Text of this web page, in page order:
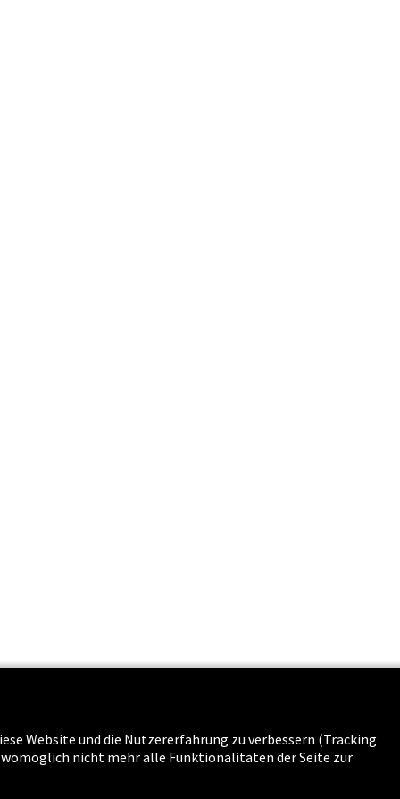
& Karriere
Website und die Nutzererfahrung zu verbessern (Tracking
womöglich nicht mehr alle Funktionalitäten der Seite zur